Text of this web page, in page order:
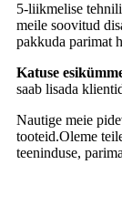
5-liikmelise
meile soovitud
pakkuda parimat
Katuse
saab lisada
Nautige meie
tooteid.Oleme
teeninduse,